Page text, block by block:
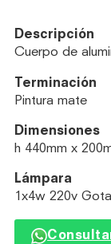
Descripción
Cuerpo de
Terminación
Pintura mate
Dimensiones
h 440mm x
Lámpara
1x4w 220v